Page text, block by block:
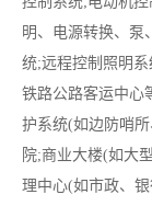
明、电源转换、泵
统;远程控制照明系
铁路公路客运中心
护系统(如边防哨
院;商业大楼(如大
理中心(如市政、